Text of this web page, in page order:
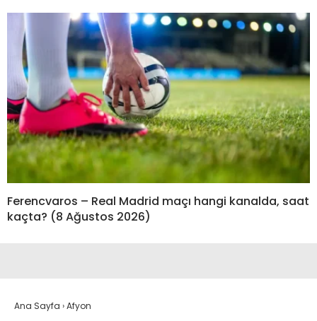
Ferencvaros – Real Madrid maçı hangi kanalda, saat
kaçta? (8 Ağustos 2026)
Ana Sayfa ›Afyon